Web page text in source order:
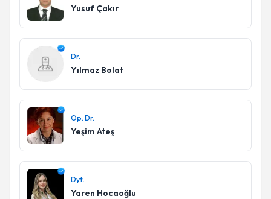
Yusuf Çakır
Dr.
Yılmaz Bolat
Op. Dr.
Yeşim Ateş
Dyt.
Yaren Hocaoğlu